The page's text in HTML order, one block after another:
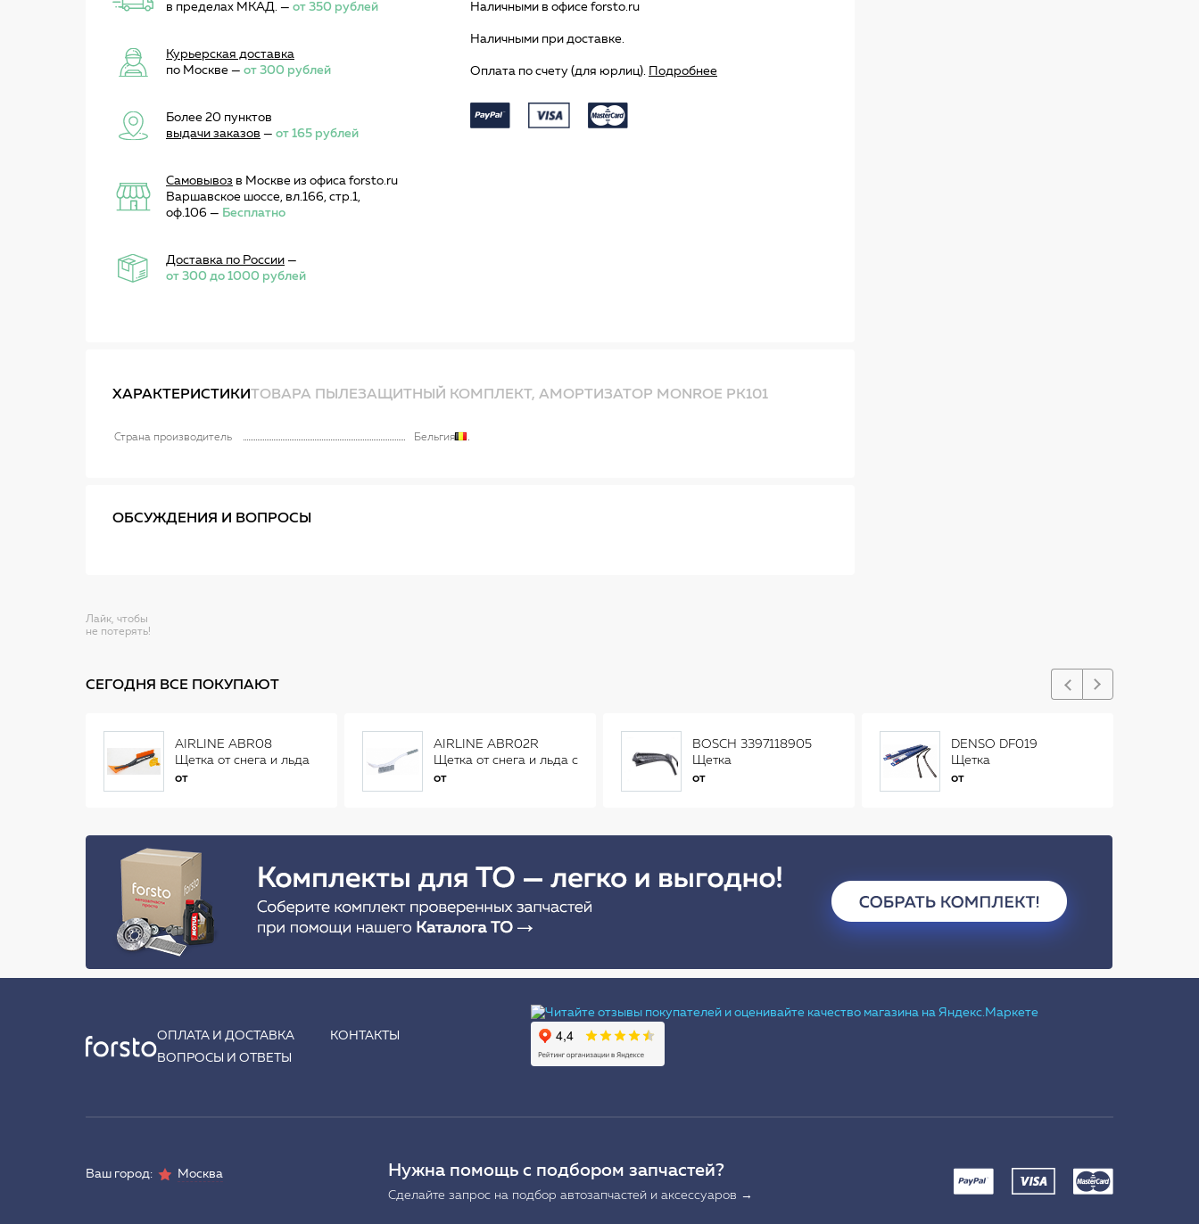
в пределах МКАД. — от 350 рублей
Курьерская доставка
по Москве — от 300 рублей
Более 20 пунктов
выдачи заказов — от 165 рублей
Самовывоз в Москве из офиса forsto.ru
Варшавское шоссе, вл.166, стр.1,
оф.106 — Бесплатно
Доставка по России —
от 300 до 1000 рублей
Наличными в офисе forsto.ru
Наличными при доставке.
Оплата по счету (для юрлиц). Подробнее
ХАРАКТЕРИСТИКИТОВАРА ПЫЛЕЗАЩИТНЫЙ КОМПЛЕКТ, АМОРТИЗАТОР MONROE PK101
Страна производитель Бельгия
ОБСУЖДЕНИЯ И ВОПРОСЫ
Лайк, чтобы
не потерять!
СЕГОДНЯ ВСЕ ПОКУПАЮТ
AIRLINE ABR08
Щетка от снега и льда
(34 см)
от
AIRLINE ABR02R
Щетка от снега и льда с
распушенной щетиной
от
BOSCH 3397118905
Щетка
стеклоочистителя
от
DENSO DF019
Щетка
стеклоочистителя
от
ОПЛАТА И ДОСТАВКА
КОНТАКТЫ
ВОПРОСЫ И ОТВЕТЫ
Ваш город: Москва Нужна помощь с подбором запчастей?
Сделайте запрос на подбор автозапчастей и аксессуаров →